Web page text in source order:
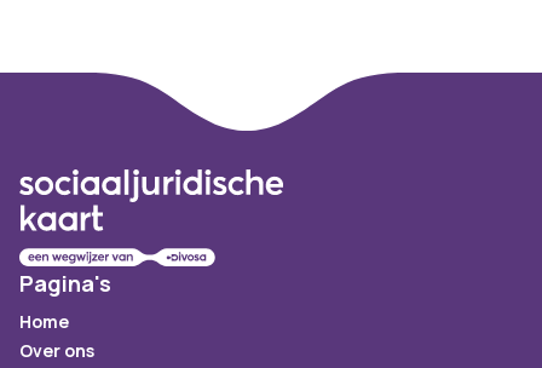
Pagina's
Home
Over ons